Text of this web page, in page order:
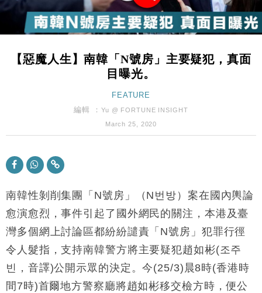
10:57
財經｜美商務部擬擴大金屬關稅範圍 14類產品或加徵
25%
18:15
本地｜新世界K11 9月升級會員制度 增鉑金卡級別鎖
17:40
財經｜本港6月零售額連升14個月 珠寶鐘錶銷售升勢
財經｜滙控重啟最多10億美元回購 派息比率目標維持
財經｜SA售股自救後再出手 斥4億美元押注未上市公
司
11:30
市場落地
東京半島
13:12
國際｜特朗普赴洛杉磯高球場活動前 男子攜槍彈被捕
12:30
手
11:40
財經｜黑石傳再籌逾360億美元 支援Anthropic租用
Google晶片
【惡魔人生】南韓「N號房」主要疑犯，真面
目曝光。
FEATURE
編輯 ： Yu @ FORTUNE INSIGHT
March 25, 2020
南韓性剝削集團「N號房」（N번방）案在國內輿論
愈演愈烈，事件引起了國外網民的關注，本港及臺
灣多個網上討論區都紛紛譴責「N號房」犯罪行徑
令人髮指，支持南韓警方將主要疑犯趙如彬(조주
빈，音譯)公開示眾的決定。今(25/3)晨8時(香港時
間7時)首爾地方警察廳將趙如彬移交檢方時，便公